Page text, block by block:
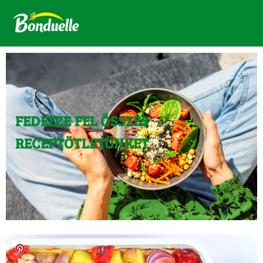
FEDEZZE FEL ÖSSZES
RECEPTÖTLETÜNKET